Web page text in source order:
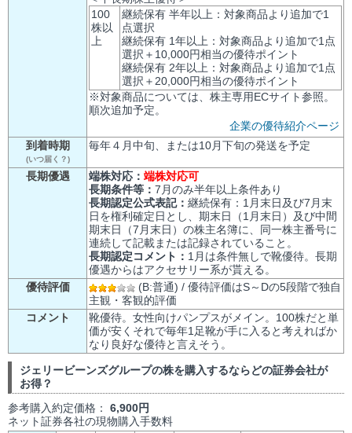
100
株以
上
継続保有 半年以上：対象商品より追加で1
点選択
継続保有 1年以上：対象商品より追加で1点
選択＋10,000円相当の優待ポイント
継続保有 2年以上：対象商品より追加で1点
選択＋20,000円相当の優待ポイント
※対象商品については、株主専用ECサイト参照。
順次追加予定。
企業の優待紹介ページ
到着時期
(いつ届く？)
毎年４月中旬、または10月下旬の発送を予定
長期優遇 端株対応： 端株対応可
長期条件等： 7月のみ半年以上条件あり
長期認定公式表記： 継続保有：1月末日及び7月末
日を権利確定日とし、期末日（1月末日）及び中間
期末日（7月末日）の株主名簿に、同一株主番号に
連続して記載または記録されていること。
長期認定コメント： 1月は条件無しで靴優待。長期
優遇からはアクセサリー系が貰える。
優待評価
(B:普通) / 優待評価はS～Dの5段階で独自
主観・客観的評価
コメント
靴優待。女性向けパンプスがメイン。100株だと単
価が安くそれで毎年1足靴が手に入ると考えればか
なり良好な優待と言えそう。
ジェリービーンズグループの株を購入するならどの証券会社が
お得？
参考購入約定価格： 6,900円
ネット証券各社の現物購入手数料